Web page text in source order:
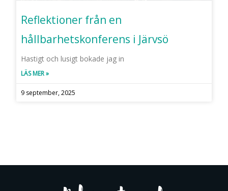
Reflektioner från en
hållbarhetskonferens i Järvsö
Hastigt och lusigt bokade jag in
LÄS MER »
9 september, 2025